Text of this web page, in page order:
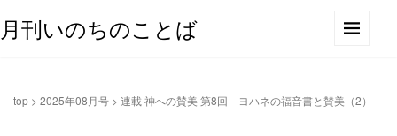
月刊いのちのことば
top > 2025年08月号 > 連載 神への賛美 第8回 ヨハネの福音書と賛美（2）